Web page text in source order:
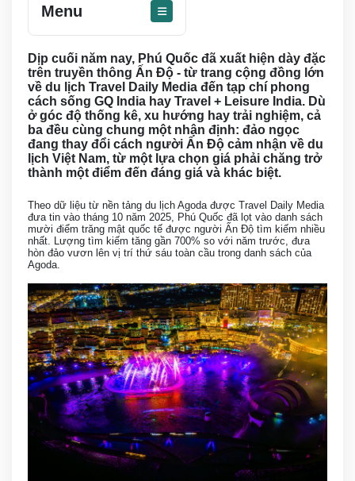
Menu
Dịp cuối năm nay, Phú Quốc đã xuất hiện dày đặc
trên truyền thông Ấn Độ - từ trang cộng đồng lớn
về du lịch Travel Daily Media đến tạp chí phong
cách sống GQ India hay Travel + Leisure India. Dù
ở góc độ thống kê, xu hướng hay trải nghiệm, cả
ba đều cùng chung một nhận định: đảo ngọc
đang thay đổi cách người Ấn Độ cảm nhận về du
lịch Việt Nam, từ một lựa chọn giá phải chăng trở
thành một điểm đến đáng giá và khác biệt.
Theo dữ liệu từ nền tảng du lịch Agoda được Travel Daily Media
đưa tin vào tháng 10 năm 2025, Phú Quốc đã lọt vào danh sách
mười điểm trăng mật quốc tế được người Ấn Độ tìm kiếm nhiều
nhất. Lượng tìm kiếm tăng gần 700% so với năm trước, đưa
hòn đảo vươn lên vị trí thứ sáu toàn cầu trong danh sách của
Agoda.